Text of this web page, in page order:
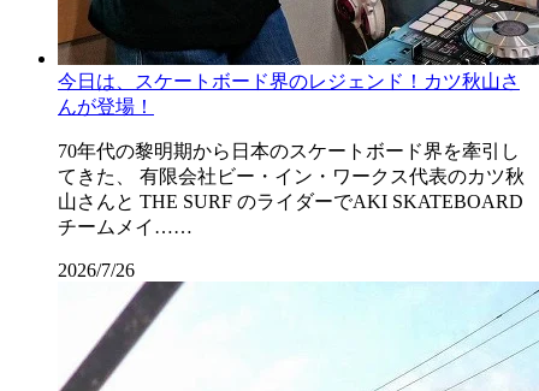
今日は、スケートボード界のレジェンド！カツ秋山さ
んが登場！
70年代の黎明期から日本のスケートボード界を牽引し
てきた、 有限会社ビー・イン・ワークス代表のカツ秋
山さんと THE SURF のライダーでAKI SKATEBOARD
チームメイ……
2026/7/26